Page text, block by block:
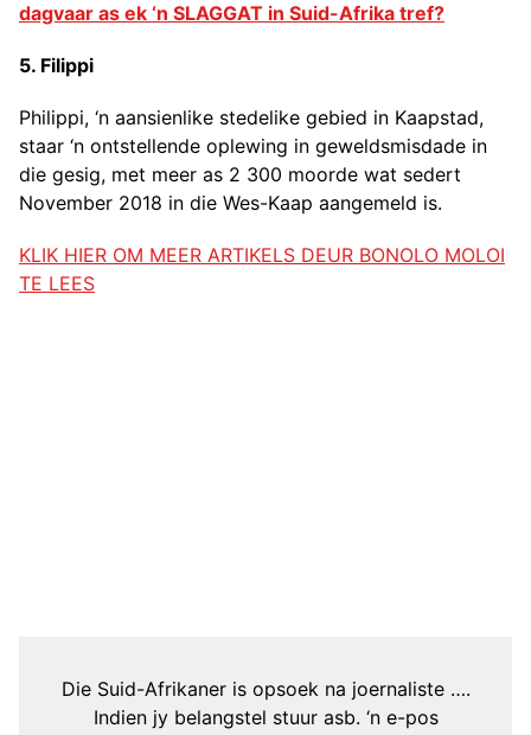
dagvaar as ek ‘n SLAGGAT in Suid-Afrika tref?
5. Filippi
Philippi, ‘n aansienlike stedelike gebied in Kaapstad,
staar ‘n ontstellende oplewing in geweldsmisdade in
die gesig, met meer as 2 300 moorde wat sedert
November 2018 in die Wes-Kaap aangemeld is.
KLIK HIER OM MEER ARTIKELS DEUR BONOLO MOLOI
TE LEES
Die Suid-Afrikaner is opsoek na joernaliste ….
Indien jy belangstel stuur asb. ‘n e-pos